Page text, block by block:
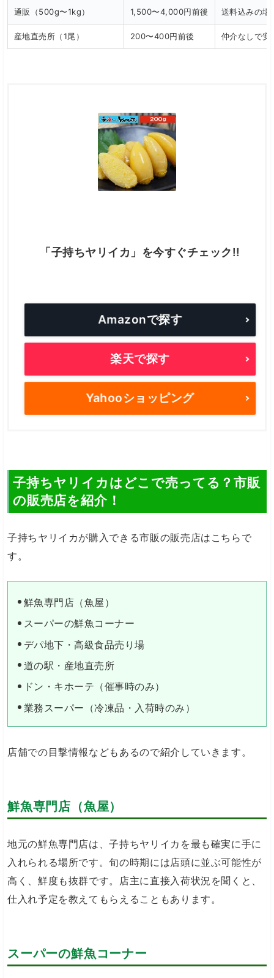
通販（500g〜1kg） 1,500〜4,000円前後 送料込みの場
産地直売所（1尾） 200〜400円前後 仲介なしで安
「子持ちヤリイカ」を今すぐチェック!!
Amazonで探す
楽天で探す
Yahooショッピング
子持ちヤリイカはどこで売ってる？市販
の販売店を紹介！
子持ちヤリイカが購入できる市販の販売店はこちらで
す。
鮮魚専門店（魚屋）
スーパーの鮮魚コーナー
デパ地下・高級食品売り場
道の駅・産地直売所
ドン・キホーテ（催事時のみ）
業務スーパー（冷凍品・入荷時のみ）
店舗での目撃情報などもあるので紹介していきます。
鮮魚専門店（魚屋）
地元の鮮魚専門店は、子持ちヤリイカを最も確実に手に
入れられる場所です。旬の時期には店頭に並ぶ可能性が
高く、鮮度も抜群です。店主に直接入荷状況を聞くと、
仕入れ予定を教えてもらえることもあります。
スーパーの鮮魚コーナー